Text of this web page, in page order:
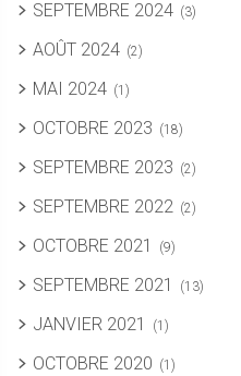
SEPTEMBRE 2024 (3)
AOÛT 2024 (2)
MAI 2024 (1)
OCTOBRE 2023 (18)
SEPTEMBRE 2023 (2)
SEPTEMBRE 2022 (2)
OCTOBRE 2021 (9)
SEPTEMBRE 2021 (13)
JANVIER 2021 (1)
OCTOBRE 2020 (1)